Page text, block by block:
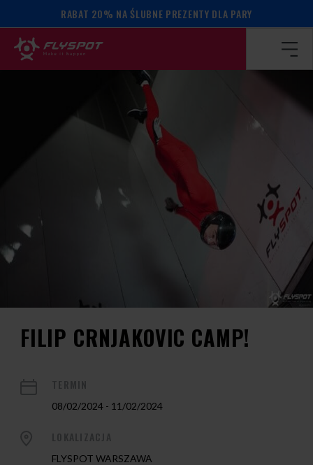
RABAT 20% NA ŚLUBNE PREZENTY DLA PARY
Strona główna / Kalendarz wydarzeń / Filip Crnjakovic camp!
FILIP CRNJAKOVIC CAMP!
08/02/2024 - 11/02/2024
FLYSPOT WARSZAWA